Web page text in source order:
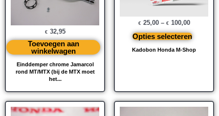
Einddemper chrome Jamarcol
rond MT/MTX (bij de MTX moet
het...
€ 32,95
Toevoegen aan
winkelwagen
Kadobon Honda M-Shop
€ 25,00– € 100,00
Opties selecteren